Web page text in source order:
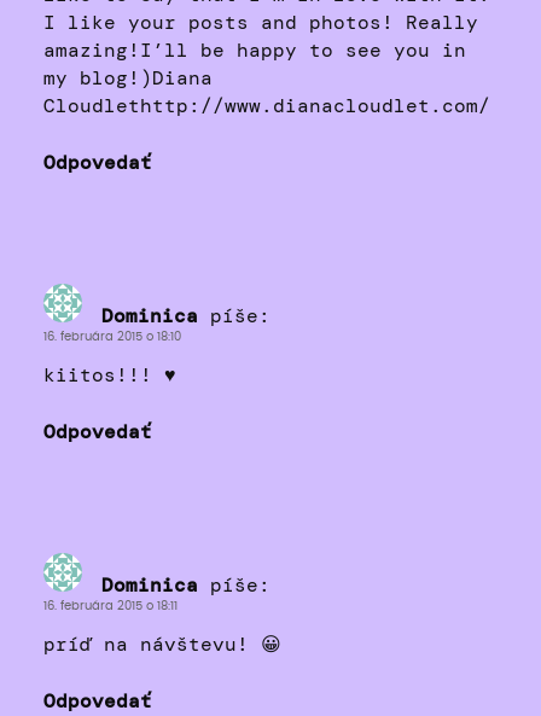
I like your posts and photos! Really
amazing!I’ll be happy to see you in
my blog!)Diana
Cloudlethttp://www.dianacloudlet.com/
Odpovedať
Dominica píše:
16. februára 2015 o 18:10
kiitos!!! ♥
Odpovedať
Dominica píše:
16. februára 2015 o 18:11
príď na návštevu! 😀
Odpovedať